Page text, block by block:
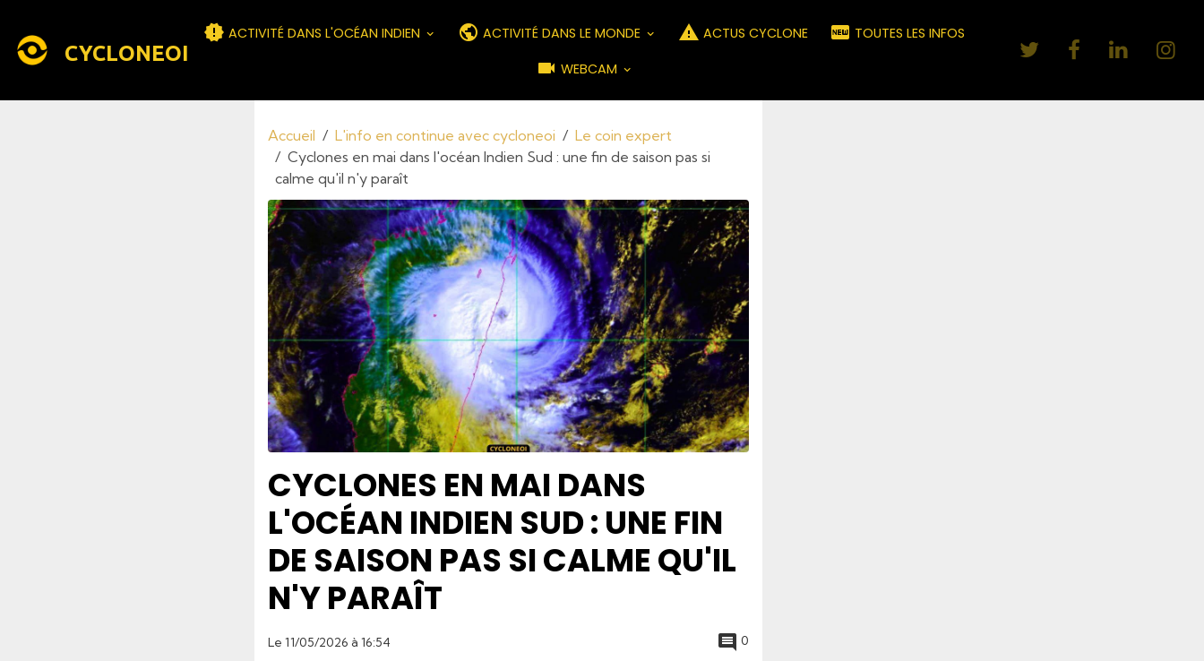
CYCLONEOI
ACTIVITÉ DANS L'OCÉAN INDIEN ACTIVITÉ DANS LE MONDE ACTUS CYCLONE
TOUTES LES INFOS
WEBCAM
Accueil L'info en continue avec cycloneoi
Le coin expert
Cyclones en mai dans l'océan Indien Sud : une fin de saison pas si
calme qu'il n'y paraît
CYCLONES EN MAI DANS
L'OCÉAN INDIEN SUD : UNE FIN
DE SAISON PAS SI CALME QU'IL
N'Y PARAÎT
Le 11/05/2026 à 16:54 0